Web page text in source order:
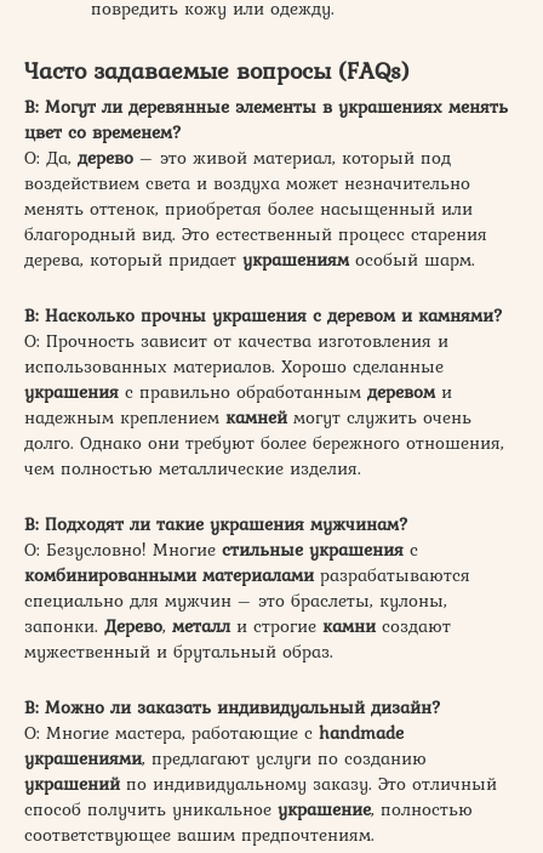
повредить кожу или одежду.
Часто задаваемые вопросы (FAQs)
В: Могут ли деревянные элементы в украшениях менять
цвет со временем?
О: Да, дерево – это живой материал, который под
воздействием света и воздуха может незначительно
менять оттенок, приобретая более насыщенный или
благородный вид. Это естественный процесс старения
дерева, который придает украшениямособый шарм.
В: Насколько прочны украшения с деревом и камнями?
О: Прочность зависит от качества изготовления и
использованных материалов. Хорошо сделанные
украшения с правильно обработанным деревоми
надежным креплением камнеймогут служить очень
долго. Однако они требуют более бережного отношения,
чем полностью металлические изделия.
В: Подходят ли такие украшения мужчинам?
О: Безусловно! Многие стильные украшения с
комбинированными материаламиразрабатываются
специально для мужчин – это браслеты, кулоны,
запонки. Дерево, металли строгие камнисоздают
мужественный и брутальный образ.
В: Можно ли заказать индивидуальный дизайн?
О: Многие мастера, работающие с handmade
украшениями, предлагают услуги по созданию
украшенийпо индивидуальному заказу. Это отличный
способ получить уникальное украшение, полностью
соответствующее вашим предпочтениям.